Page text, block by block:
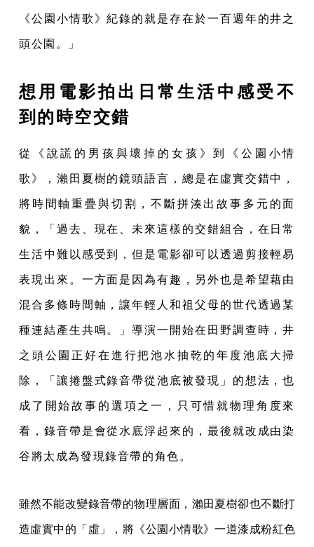
《公園小情歌》紀錄的就是存在於一百週年的井之
頭公園。」
想用電影拍出日常生活中感受不
到的時空交錯
從《說謊的男孩與壞掉的女孩》到《公園小情
歌》，瀨田夏樹的鏡頭語言，總是在虛實交錯中，
將時間軸重疊與切割，不斷拼湊出故事多元的面
貌，「過去、現在、未來這樣的交錯組合，在日常
生活中難以感受到，但是電影卻可以透過剪接輕易
表現出來。一方面是因為有趣，另外也是希望藉由
混合多條時間軸，讓年輕人和祖父母的世代透過某
種連結產生共鳴。」導演一開始在田野調查時，井
之頭公園正好在進行把池水抽乾的年度池底大掃
除，「讓捲盤式錄音帶從池底被發現」的想法，也
成了開始故事的選項之一，只可惜就物理角度來
看，錄音帶是會從水底浮起來的，最後就改成由染
谷將太成為發現錄音帶的角色。
雖然不能改變錄音帶的物理層面，瀨田夏樹卻也不斷打
造虛實中的「虛」，將《公園小情歌》一道漆成粉紅色